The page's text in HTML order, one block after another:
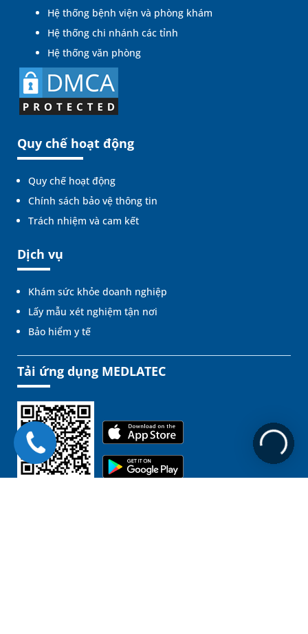
Hệ thống bệnh viện và phòng khám
Hệ thống chi nhánh các tỉnh
Hệ thống văn phòng
Quy chế hoạt động
Quy chế hoạt động
Chính sách bảo vệ thông tin
Trách nhiệm và cam kết
Dịch vụ
Khám sức khỏe doanh nghiệp
Lấy mẫu xét nghiệm tận nơi
Bảo hiểm y tế
Tải ứng dụng MEDLATEC